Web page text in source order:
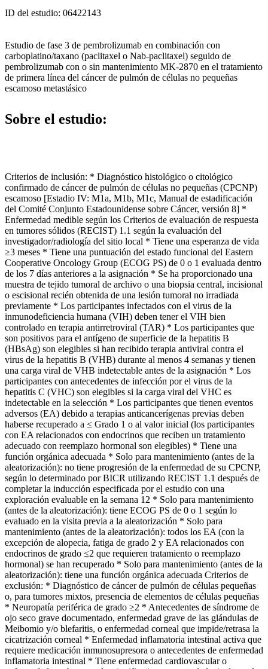
ID del estudio: 06422143
Estudio de fase 3 de pembrolizumab en combinación con
carboplatino/taxano (paclitaxel o Nab-paclitaxel) seguido de
pembrolizumab con o sin mantenimiento MK-2870 en el tratamiento
de primera línea del cáncer de pulmón de células no pequeñas
escamoso metastásico
Sobre el estudio:
Criterios de inclusión: * Diagnóstico histológico o citológico
confirmado de cáncer de pulmón de células no pequeñas (CPCNP)
escamoso [Estadio IV: M1a, M1b, M1c, Manual de estadificación
del Comité Conjunto Estadounidense sobre Cáncer, versión 8] *
Enfermedad medible según los Criterios de evaluación de respuesta
en tumores sólidos (RECIST) 1.1 según la evaluación del
investigador/radiología del sitio local * Tiene una esperanza de vida
≥3 meses * Tiene una puntuación del estado funcional del Eastern
Cooperative Oncology Group (ECOG PS) de 0 o 1 evaluada dentro
de los 7 días anteriores a la asignación * Se ha proporcionado una
muestra de tejido tumoral de archivo o una biopsia central, incisional
o escisional recién obtenida de una lesión tumoral no irradiada
previamente * Los participantes infectados con el virus de la
inmunodeficiencia humana (VIH) deben tener el VIH bien
controlado en terapia antirretroviral (TAR) * Los participantes que
son positivos para el antígeno de superficie de la hepatitis B
(HBsAg) son elegibles si han recibido terapia antiviral contra el
virus de la hepatitis B (VHB) durante al menos 4 semanas y tienen
una carga viral de VHB indetectable antes de la asignación * Los
participantes con antecedentes de infección por el virus de la
hepatitis C (VHC) son elegibles si la carga viral del VHC es
indetectable en la selección * Los participantes que tienen eventos
adversos (EA) debido a terapias anticancerígenas previas deben
haberse recuperado a ≤ Grado 1 o al valor inicial (los participantes
con EA relacionados con endocrinos que reciben un tratamiento
adecuado con reemplazo hormonal son elegibles) * Tiene una
función orgánica adecuada * Solo para mantenimiento (antes de la
aleatorización): no tiene progresión de la enfermedad de su CPCNP,
según lo determinado por BICR utilizando RECIST 1.1 después de
completar la inducción especificada por el estudio con una
exploración evaluable en la semana 12 * Solo para mantenimiento
(antes de la aleatorización): tiene ECOG PS de 0 o 1 según lo
evaluado en la visita previa a la aleatorización * Solo para
mantenimiento (antes de la aleatorización): todos los EA (con la
excepción de alopecia, fatiga de grado 2 y EA relacionados con
endocrinos de grado ≤2 que requieren tratamiento o reemplazo
hormonal) se han recuperado * Solo para mantenimiento (antes de la
aleatorización): tiene una función orgánica adecuada Criterios de
exclusión: * Diagnóstico de cáncer de pulmón de células pequeñas
o, para tumores mixtos, presencia de elementos de células pequeñas
* Neuropatía periférica de grado ≥2 * Antecedentes de síndrome de
ojo seco grave documentado, enfermedad grave de las glándulas de
Meibomio y/o blefaritis, o enfermedad corneal que impide/retrasa la
cicatrización corneal * Enfermedad inflamatoria intestinal activa que
requiere medicación inmunosupresora o antecedentes de enfermedad
inflamatoria intestinal * Tiene enfermedad cardiovascular o